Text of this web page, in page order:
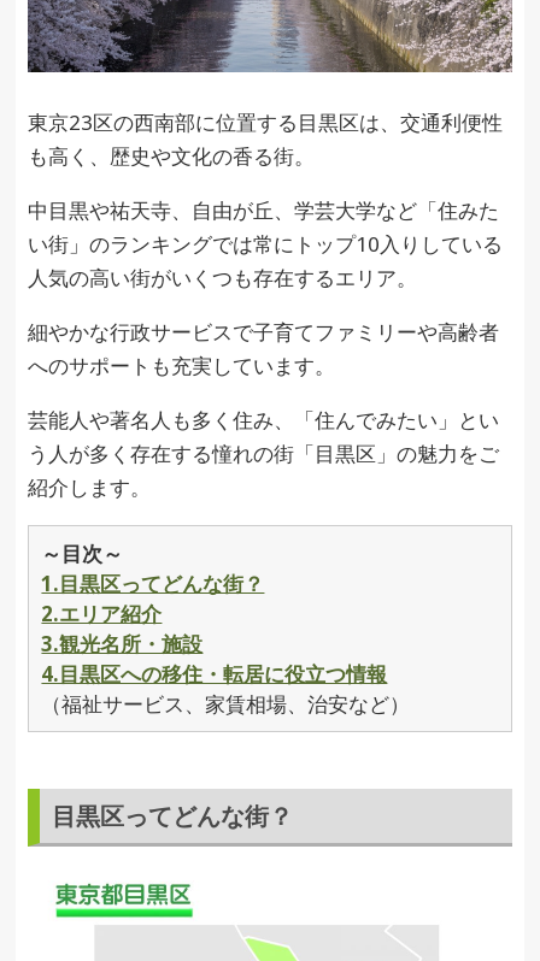
東京23区の西南部に位置する目黒区は、交通利便性
も高く、歴史や文化の香る街。
中目黒や祐天寺、自由が丘、学芸大学など「住みた
い街」のランキングでは常にトップ10入りしている
人気の高い街がいくつも存在するエリア。
細やかな行政サービスで子育てファミリーや高齢者
へのサポートも充実しています。
芸能人や著名人も多く住み、「住んでみたい」とい
う人が多く存在する憧れの街「目黒区」の魅力をご
紹介します。
～目次～
1.目黒区ってどんな街？
2.エリア紹介
3.観光名所・施設
4.目黒区への移住・転居に役立つ情報
（福祉サービス、家賃相場、治安など）
目黒区ってどんな街？